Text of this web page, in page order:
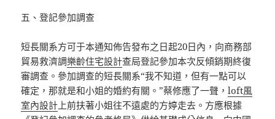
五、登記參加調查
短長關系方可于本通知佈告發布之日起20日內，向商務部
貿易救濟調樂齡住宅設計查局登記參加本次反傾銷期終復
審調查。參加調查的短長關系“我不知道，但有一點可以
確定，那就是和小姐的婚約有關。”蔡修應了一聲，loft風
室內設計 上前扶著小姐往不遠處的方婷走去。方應根據